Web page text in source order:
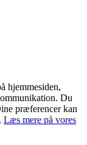
hjemmesiden,
Du
præferencer kan
Læs mere på vores